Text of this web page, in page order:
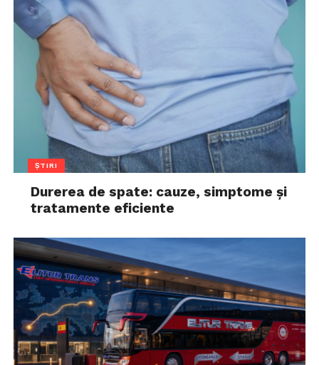
ȘTIRI
Durerea de spate: cauze, simptome și
tratamente eficiente